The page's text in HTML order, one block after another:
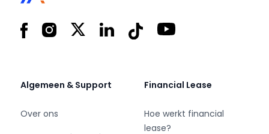
FacebookInstagram
X LinkedInTiktok YouTube
Algemeen & Support
Over ons
Financial Lease
Hoe werkt financial
lease?